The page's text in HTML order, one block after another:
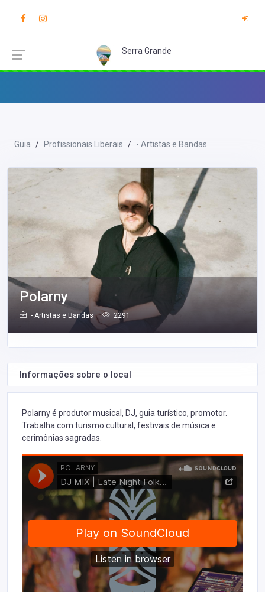
Serra Grande
Guia Profissionais Liberais - Artistas e Bandas
Polarny
- Artistas e Bandas 2291
Informações sobre o local
Polarny é produtor musical, DJ, guia turístico, promotor.
Trabalha com turismo cultural, festivais de música e
cerimônias sagradas.